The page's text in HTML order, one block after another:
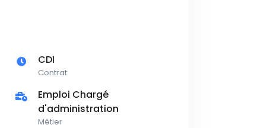
CDI
Contrat
Emploi Chargé
d'administration
Métier